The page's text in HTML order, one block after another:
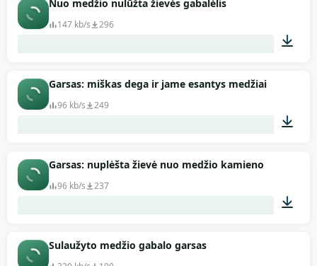
Nuo medžio nulūžta žievės gabalėlis
147 kb/s 296
Garsas: miškas dega ir jame esantys medžiai
96 kb/s 249
Garsas: nuplėšta žievė nuo medžio kamieno
96 kb/s 237
Sulaužyto medžio gabalo garsas